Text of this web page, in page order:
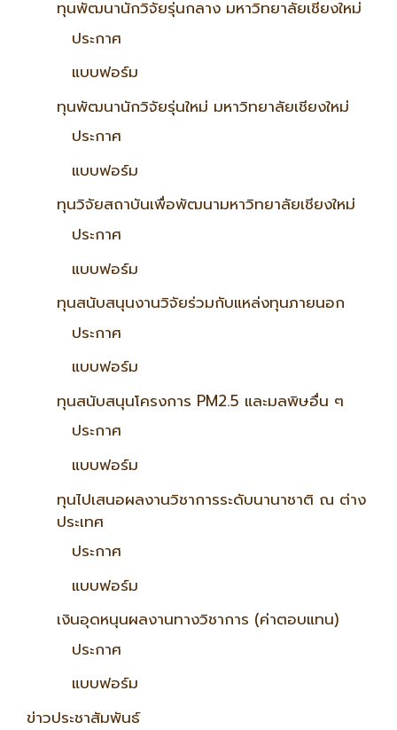
ทุนพัฒนานักวิจัยรุ่นกลาง มหาวิทยาลัยเชียงใหม่
ประกาศ
แบบฟอร์ม
ทุนพัฒนานักวิจัยรุ่นใหม่ มหาวิทยาลัยเชียงใหม่
ประกาศ
แบบฟอร์ม
ทุนวิจัยสถาบันเพื่อพัฒนามหาวิทยาลัยเชียงใหม่
ประกาศ
แบบฟอร์ม
ทุนสนับสนุนงานวิจัยร่วมกับแหล่งทุนภายนอก
ประกาศ
แบบฟอร์ม
ทุนสนับสนุนโครงการ PM2.5 และมลพิษอื่น ๆ
ประกาศ
แบบฟอร์ม
ทุนไปเสนอผลงานวิชาการระดับนานาชาติ ณ ต่าง
ประเทศ
ประกาศ
แบบฟอร์ม
เงินอุดหนุนผลงานทางวิชาการ (ค่าตอบแทน)
ประกาศ
แบบฟอร์ม
ข่าวประชาสัมพันธ์